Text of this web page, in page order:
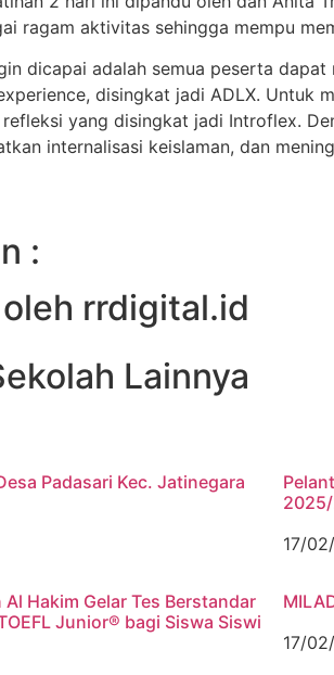
ragam aktivitas sehingga mempu
dicapai adalah semua peserta
disingkat jadi ADLX. Untuk
yang disingkat jadi Introflex.
internalisasi keislaman, dan
:
rrdigital.id
Lainnya
Padasari Kec. Jatinegara
17/
Al Hakim Gelar Tes Berstandar
Junior® bagi Siswa Siswi
17/